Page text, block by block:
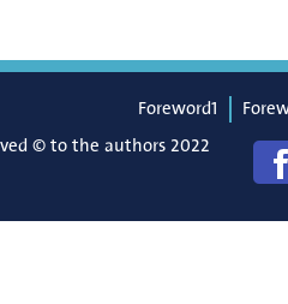
Foreword1
© to the authors 2022